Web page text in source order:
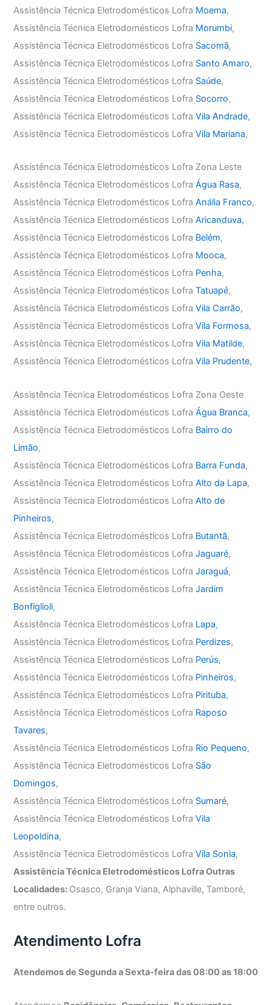
Assistência Técnica Eletrodomésticos Lofra Moema,
Assistência Técnica Eletrodomésticos Lofra Morumbi,
Assistência Técnica Eletrodomésticos Lofra Sacomã,
Assistência Técnica Eletrodomésticos Lofra Santo Amaro,
Assistência Técnica Eletrodomésticos Lofra Saúde,
Assistência Técnica Eletrodomésticos Lofra Socorro,
Assistência Técnica Eletrodomésticos LofraVila Andrade,
Assistência Técnica Eletrodomésticos LofraVila Mariana,
Assistência Técnica Eletrodomésticos Lofra Zona Leste
Assistência Técnica Eletrodomésticos LofraÁgua Rasa,
Assistência Técnica Eletrodomésticos LofraAnália Franco,
Assistência Técnica Eletrodomésticos LofraAricanduva,
Assistência Técnica Eletrodomésticos Lofra Belém,
Assistência Técnica Eletrodomésticos Lofra Mooca,
Assistência Técnica Eletrodomésticos Lofra Penha,
Assistência Técnica Eletrodomésticos LofraTatuapé,
Assistência Técnica Eletrodomésticos LofraVila Carrão,
Assistência Técnica Eletrodomésticos LofraVila Formosa,
Assistência Técnica Eletrodomésticos LofraVila Matilde,
Assistência Técnica Eletrodomésticos LofraVila Prudente,
Assistência Técnica Eletrodomésticos Lofra Zona Oeste
Assistência Técnica Eletrodomésticos LofraÁgua Branca,
Assistência Técnica Eletrodomésticos Lofra Bairro do
Limão,
Assistência Técnica Eletrodomésticos Lofra Barra Funda,
Assistência Técnica Eletrodomésticos LofraAlto da Lapa,
Assistência Técnica Eletrodomésticos LofraAlto de
Pinheiros,
Assistência Técnica Eletrodomésticos Lofra Butantã,
Assistência Técnica Eletrodomésticos LofraJaguaré,
Assistência Técnica Eletrodomésticos LofraJaraguá,
Assistência Técnica Eletrodomésticos LofraJardim
Bonfiglioli,
Assistência Técnica Eletrodomésticos Lofra Lapa,
Assistência Técnica Eletrodomésticos Lofra Perdizes,
Assistência Técnica Eletrodomésticos Lofra Perús,
Assistência Técnica Eletrodomésticos Lofra Pinheiros,
Assistência Técnica Eletrodomésticos Lofra Pirituba,
Assistência Técnica Eletrodomésticos Lofra Raposo
Tavares,
Assistência Técnica Eletrodomésticos Lofra Rio Pequeno,
Assistência Técnica Eletrodomésticos Lofra São
Domingos,
Assistência Técnica Eletrodomésticos Lofra Sumaré,
Assistência Técnica Eletrodomésticos LofraVila
Leopoldina,
Assistência Técnica Eletrodomésticos LofraVila Sonia,
Assistência Técnica Eletrodomésticos Lofra Outras
Localidades: Osasco, Granja Viana, Alphaville, Tamboré,
entre outros.
Atendimento Lofra
Atendemos de Segunda a Sexta-feira das 08:00 as 18:00